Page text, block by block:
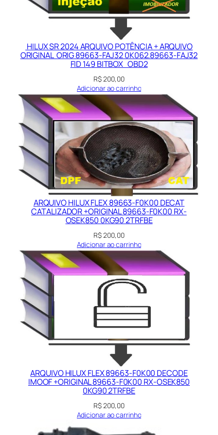
HILUX SR 2024 ARQUIVO POTÊNCIA + ARQUIVO
ORIGINAL ORIG 89663-FAJ32 0K062.89663-FAJ32
FID 149 BITBOX OBD2
R$200,00
Adicionar ao carrinho
ARQUIVO HILUX FLEX 89663-F0K00 DECAT
CATALIZADOR +ORIGINAL 89663-F0K00 RX-
OSEK850 0KG90 2TRFBE
R$200,00
Adicionar ao carrinho
ARQUIVO HILUX FLEX 89663-F0K00 DECODE
IMOOF +ORIGINAL 89663-F0K00 RX-OSEK850
0KG90 2TRFBE
R$200,00
Adicionar ao carrinho